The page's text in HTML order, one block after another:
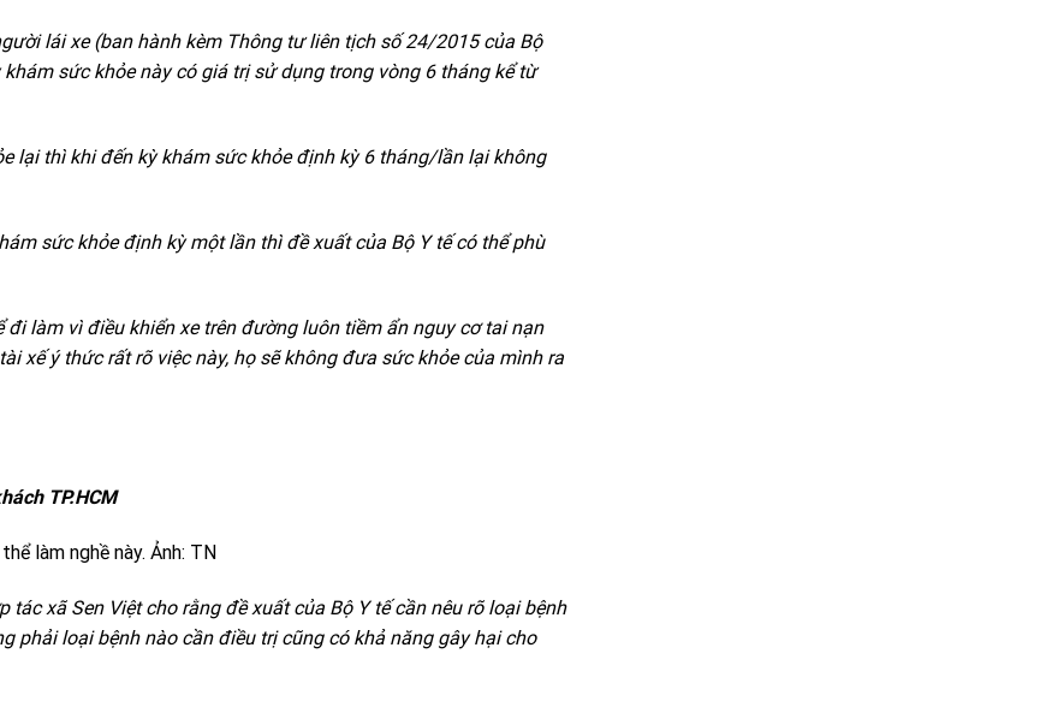
lái xe (ban hành kèm Thông tư liên tịch số 24/2015 của Bộ
sức khỏe này có giá trị sử dụng trong vòng 6 tháng kể từ
lại thì khi đến kỳ khám sức khỏe định kỳ 6 tháng/lần lại không
sức khỏe định kỳ một lần thì đề xuất của Bộ Y tế có thể phù
làm vì điều khiển xe trên đường luôn tiềm ẩn nguy cơ tai nạn
xế ý thức rất rõ việc này, họ sẽ không đưa sức khỏe của mình ra
TP.HCM
làm nghề này. Ảnh: TN
tác xã Sen Việt cho rằng đề xuất của Bộ Y tế cần nêu rõ loại bệnh
phải loại bệnh nào cần điều trị cũng có khả năng gây hại cho